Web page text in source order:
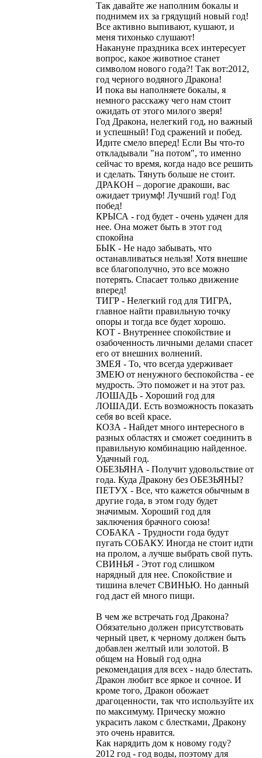
Так давайте же наполним бокалы и
поднимем их за грядущий новый год!
Все активно выпивают, кушают, и
меня тихонько слушают!
Накануне праздника всех интересует
вопрос, какое животное станет
символом нового года?! Так вот:2012,
год черного водяного Дракона!
И пока вы наполняете бокалы, я
немного расскажу чего нам стоит
ожидать от этого милого зверя!
Год Дракона, нелегкий год, но важный
и успешный! Год сражений и побед.
Идите смело вперед! Если Вы что-то
откладывали "на потом", то именно
сейчас то время, когда надо все решить
и сделать. Тянуть больше не стоит.
ДРАКОН – дорогие дракоши, вас
ожидает триумф! Лучший год! Год
побед!
КРЫСА - год будет - очень удачен для
нее. Она может быть в этот год
спокойна
БЫК - Не надо забывать, что
останавливаться нельзя! Хотя внешне
все благополучно, это все можно
потерять. Спасает только движение
вперед!
ТИГР - Нелегкий год для ТИГРА,
главное найти правильную точку
опоры и тогда все будет хорошо.
КОТ - Внутреннее спокойствие и
озабоченность личными делами спасет
его от внешних волнений.
ЗМЕЯ - То, что всегда удерживает
ЗМЕЮ от ненужного беспокойства - ее
мудрость. Это поможет и на этот раз.
ЛОШАДЬ - Хороший год для
ЛОШАДИ. Есть возможность показать
себя во всей красе.
КОЗА - Найдет много интересного в
разных областях и сможет соединить в
правильную комбинацию найденное.
Удачный год.
ОБЕЗЬЯНА - Получит удовольствие от
года. Куда Дракону без ОБЕЗЬЯНЫ?
ПЕТУХ - Все, что кажется обычным в
другие года, в этом году будет
значимым. Хороший год для
заключения брачного союза!
СОБАКА - Трудности года будут
пугать СОБАКУ. Иногда не стоит идти
на пролом, а лучше выбрать свой путь.
СВИНЬЯ - Этот год слишком
нарядный для нее. Спокойствие и
тишина влечет СВИНЬЮ. Но данный
год даст ей много пищи.
В чем же встречать год Дракона?
Обязательно должен присутствовать
черный цвет, к черному должен быть
добавлен желтый или золотой. В
общем на Новый год одна
рекомендация для всех - надо блестать.
Дракон любит все яркое и сочное. И
кроме того, Дракон обожает
драгоценности, так что используйте их
по максимуму. Прическу можно
украсить лаком с блестками, Дракону
это очень нравится.
Как нарядить дом к новому году?
2012 год - год воды, поэтому для